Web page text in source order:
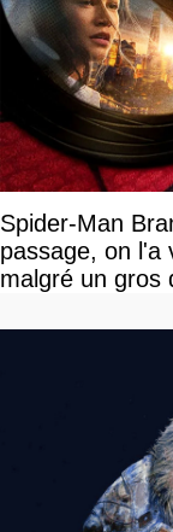
Spider-Man
passage, on l'a
malgré un gros